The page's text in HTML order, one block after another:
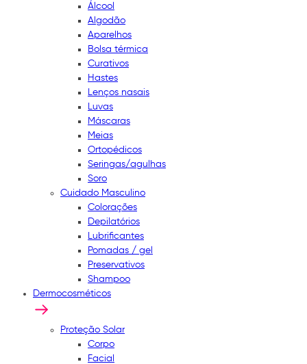
Álcool
Algodão
Aparelhos
Bolsa térmica
Curativos
Hastes
Lenços nasais
Luvas
Máscaras
Meias
Ortopédicos
Seringas/agulhas
Soro
Cuidado Masculino
Colorações
Depilatórios
Lubrificantes
Pomadas / gel
Preservativos
Shampoo
Dermocosméticos
Proteção Solar
Corpo
Facial